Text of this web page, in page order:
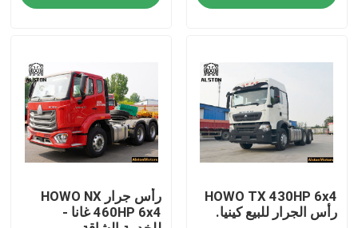
المنتجات
حول بنا
HOWO TX 430HP 6x4
رأس الجرار للبيع كينيا.
رأس جرار HOWO NX
460HP 6x4 غانا -